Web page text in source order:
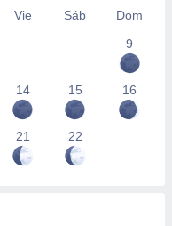
Vie Sáb
Dom
9
14 15 16
21 22